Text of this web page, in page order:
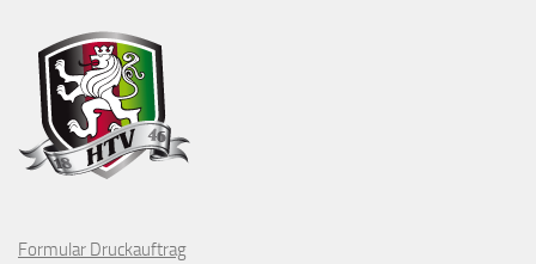
Formular Druckauftrag